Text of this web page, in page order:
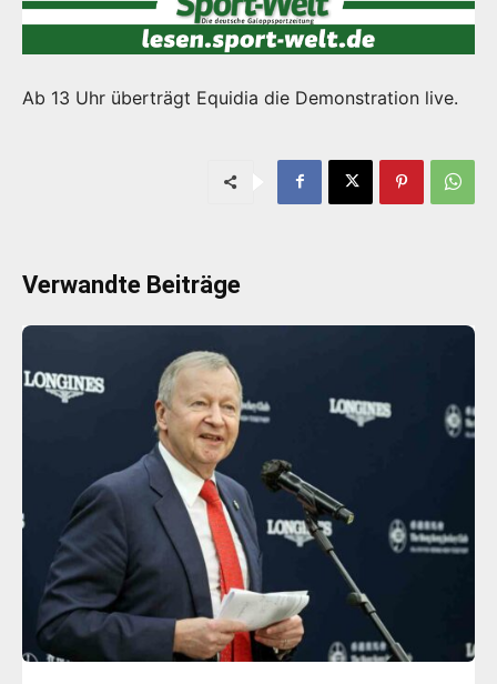
Ab 13 Uhr überträgt Equidia die Demonstration live.
Verwandte Beiträge